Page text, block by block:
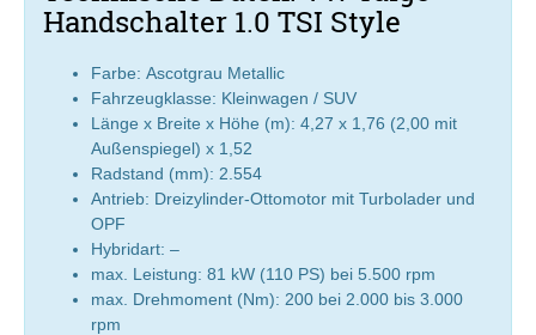
Handschalter 1.0 TSI Style
Farbe: Ascotgrau Metallic
Fahrzeugklasse: Kleinwagen / SUV
Länge x Breite x Höhe (m): 4,27 x 1,76 (2,00 mit
Außenspiegel) x 1,52
Radstand (mm): 2.554
Antrieb: Dreizylinder-Ottomotor mit Turbolader und
OPF
Hybridart: –
max. Leistung: 81 kW (110 PS) bei 5.500 rpm
max. Drehmoment (Nm): 200 bei 2.000 bis 3.000
rpm